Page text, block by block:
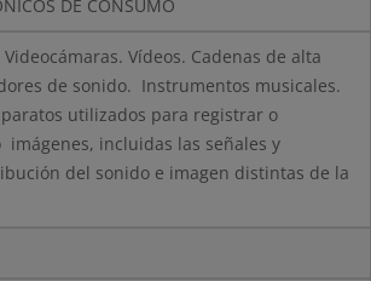
DE CONSUMO
Vídeos. Cadenas de alta
de sonido. Instrumentos musicales.
utilizados para registrar o
imágenes, incluidas las señales y
del sonido e imagen distintas de la